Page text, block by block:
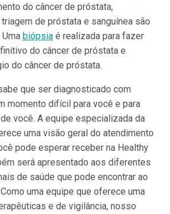
do câncer de próstata,
de próstata e sanguínea são
biópsiaé realizada para fazer
do câncer de próstata e
do câncer de próstata.
que ser diagnosticado com
momento difícil para você e para
você. A equipe especializada da
uma visão geral do atendimento
pode esperar receber na Healthy
será apresentado aos diferentes
de saúde que pode encontrar ao
uma equipe que oferece uma
e de vigilância, nosso